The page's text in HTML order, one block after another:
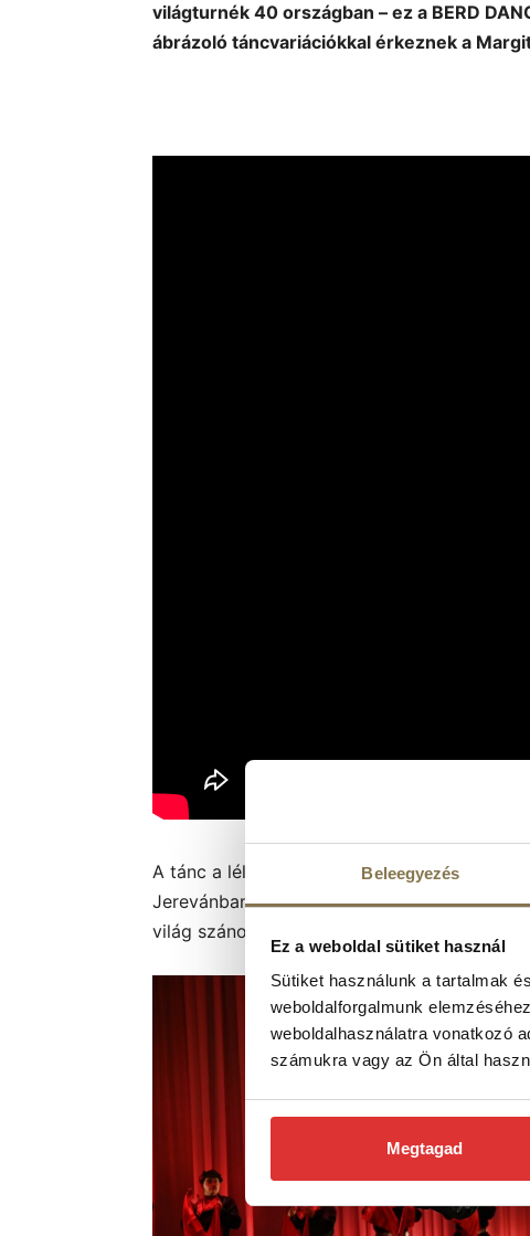
Beleegyezés
Ez a weboldal sütiket használ
Sütiket használunk a tartalmak
weboldalforgalmunk
weboldalhasználatra vonatkozó
számukra vagy az Ön által
Megtagad
világturnék 40 országban – ez a BERD
ábrázoló táncvariációkkal érkeznek a
A tánc a lélek rejtett nyelve? Ha igaz
Jerevánban alapított örmény táncegyüttes
világ szános színpadát bejárva megmutatni,